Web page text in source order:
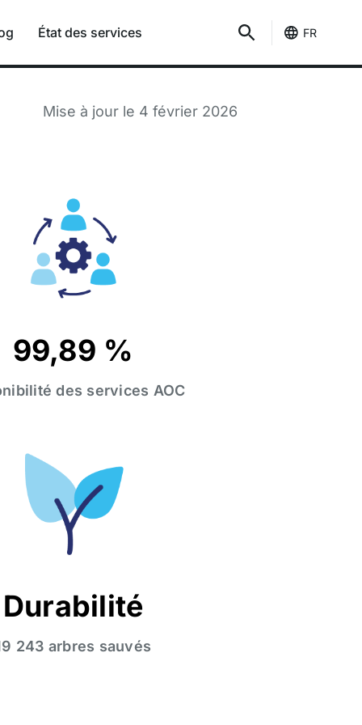
État des services FR
Mise à jour le 4 février 2026
99,89 %
des services AOC
Durabilité
243 arbres sauvés